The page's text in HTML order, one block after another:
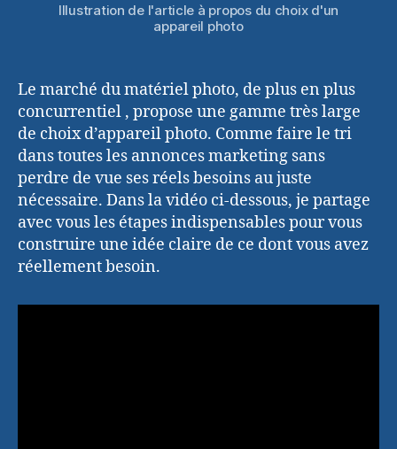
Illustration de l'article à propos du choix d'un
appareil photo
Le marché du matériel photo, de plus en plus
concurrentiel , propose une gamme très large
de choix d’appareil photo. Comme faire le tri
dans toutes les annonces marketing sans
perdre de vue ses réels besoins au juste
nécessaire. Dans la vidéo ci-dessous, je partage
avec vous les étapes indispensables pour vous
construire une idée claire de ce dont vous avez
réellement besoin.